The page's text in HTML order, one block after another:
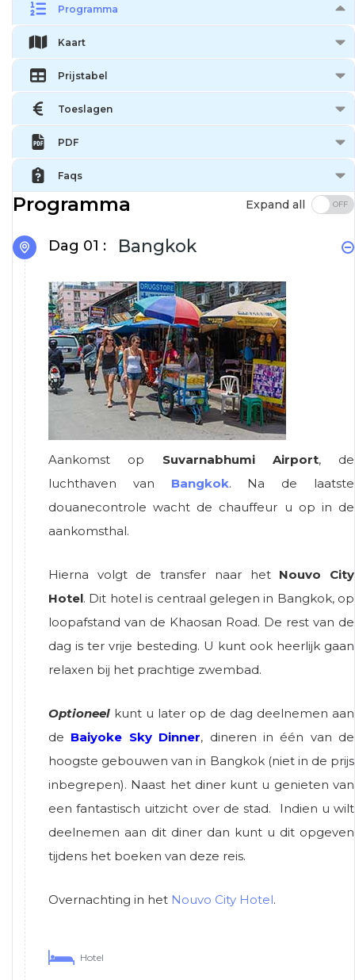
Programma
Kaart
Prijstabel
Toeslagen
PDF
Faqs
Programma Expand all
Dag 01 : Bangkok
Aankomst op Suvarnabhumi Airport, de
luchthaven van Bangkok. Na de laatste
douanecontrole wacht de chauffeur u op in de
aankomsthal.
Hierna volgt de transfer naar het Nouvo City
Hotel. Dit hotel is centraal gelegen in Bangkok, op
loopafstand van de Khaosan Road. De rest van de
dag is ter vrije besteding. U kunt ook heerlijk gaan
relaxen bij het prachtige zwembad.
Optioneel kunt u later op de dag deelnemen aan
de Baiyoke Sky Dinner, dineren in één van de
hoogste gebouwen van in Bangkok (niet in de prijs
inbegrepen). Naast het diner kunt u genieten van
een fantastisch uitzicht over de stad. Indien u wilt
deelnemen aan dit diner dan kunt u dit opgeven
tijdens het boeken van deze reis.
Overnachting in het Nouvo City Hotel.
Hotel